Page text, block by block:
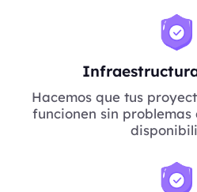
Hacemos que tus
funcionen sin problemas